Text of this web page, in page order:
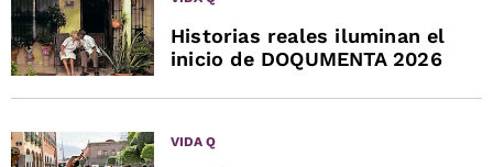
Historias reales iluminan el
inicio de DOQUMENTA 2026
VIDA Q